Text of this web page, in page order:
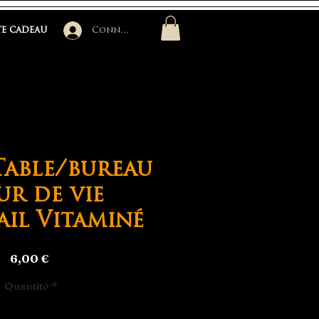
cadeau Connexion
bureau
de vie
Vitaminé
6,00 €Prix
Quantité *